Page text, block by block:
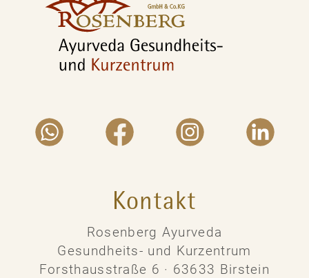
Kontakt
Rosenberg Ayurveda
Gesundheits- und Kurzentrum
Forsthausstraße 6 · 63633 Birstein